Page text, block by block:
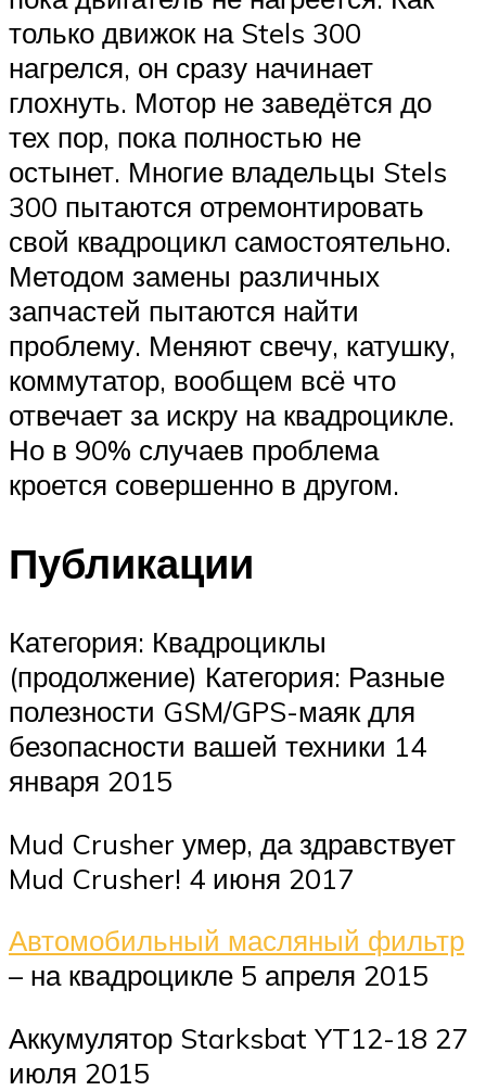
только движок на Stels 300
нагрелся, он сразу начинает
глохнуть. Мотор не заведётся до
тех пор, пока полностью не
остынет. Многие владельцы Stels
300 пытаются отремонтировать
свой квадроцикл самостоятельно.
Методом замены различных
запчастей пытаются найти
проблему. Меняют свечу, катушку,
коммутатор, вообщем всё что
отвечает за искру на квадроцикле.
Но в 90% случаев проблема
кроется совершенно в другом.
Публикации
Категория: Квадроциклы
(продолжение) Категория: Разные
полезности GSM/GPS-маяк для
безопасности вашей техники 14
января 2015
Mud Crusher умер, да здравствует
Mud Crusher! 4 июня 2017
Автомобильный масляный фильтр
– на квадроцикле 5 апреля 2015
Аккумулятор Starksbat YT12-18 27
июля 2015